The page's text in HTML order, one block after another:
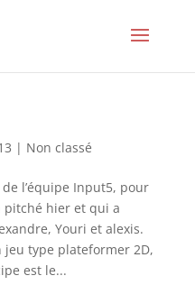
| Non classé
l’équipe Input5, pour
pitché hier et qui a
Youri et alexis.
jeu type plateformer 2D,
est le...